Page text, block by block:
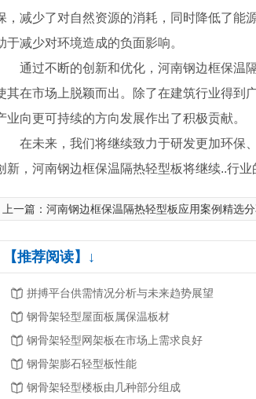
河南钢边框保温隔热轻型板厂家
，减少了对自然资源的消耗，同时降低了能
于减少对环境造成的负面影响。
通过不断的创新和优化，河南钢边框保温
其在市场上脱颖而出。除了在建筑行业得到
业向更可持续的方向发展作出了积极贡献。
在未来，我们将继续致力于研发更加环保
新，河南钢边框保温隔热轻型板将继续..行
上一篇： 河南钢边框保温隔热轻型板应用案例精选
【推荐阅读】↓
拼搏平台供需情况分析与未来趋势展望
钢骨架轻型屋面板属保温板材
钢骨架轻型网架板在市场上需求良好
钢骨架膨石轻型板性能
钢骨架轻型楼板由几种部分组成